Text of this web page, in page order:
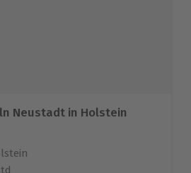
Neustadt in Holstein